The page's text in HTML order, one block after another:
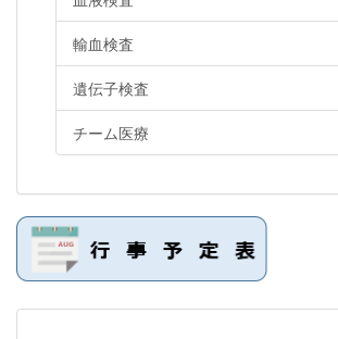
輸血検査
遺伝子検査
チーム医療